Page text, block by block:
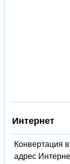
Интернет
Конвертация
адрес